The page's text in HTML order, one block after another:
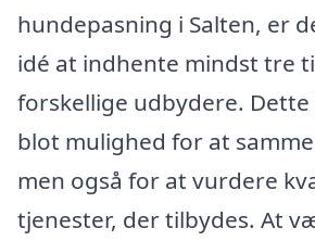
hundepasning i Salten, er
idé at indhente mindst tre
forskellige udbydere.
blot mulighed for at
men også for at vurdere
tjenester, der tilbydes. At